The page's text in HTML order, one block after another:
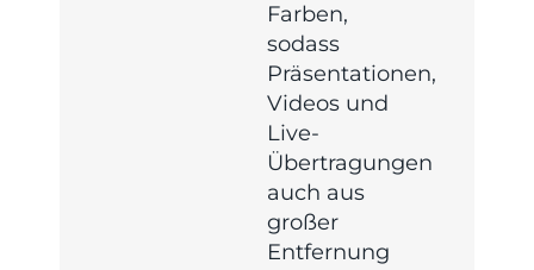
Farben,
sodass
Präsentationen,
Videos und
Live-
Übertragungen
auch aus
großer
Entfernung